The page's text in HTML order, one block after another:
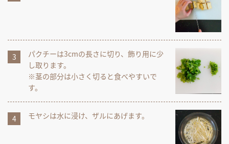
パクチーは3cmの長さに切り、飾り用に少
し取ります。
※茎の部分は小さく切ると食べやすいで
す。
モヤシは水に浸け、ザルにあげます。